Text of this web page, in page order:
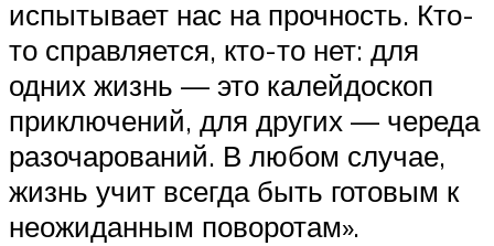
испытывает нас на прочность. Кто-
то справляется, кто-то нет: для
одних жизнь — это калейдоскоп
приключений, для других — череда
разочарований. В любом случае,
жизнь учит всегда быть готовым к
неожиданным поворотам».